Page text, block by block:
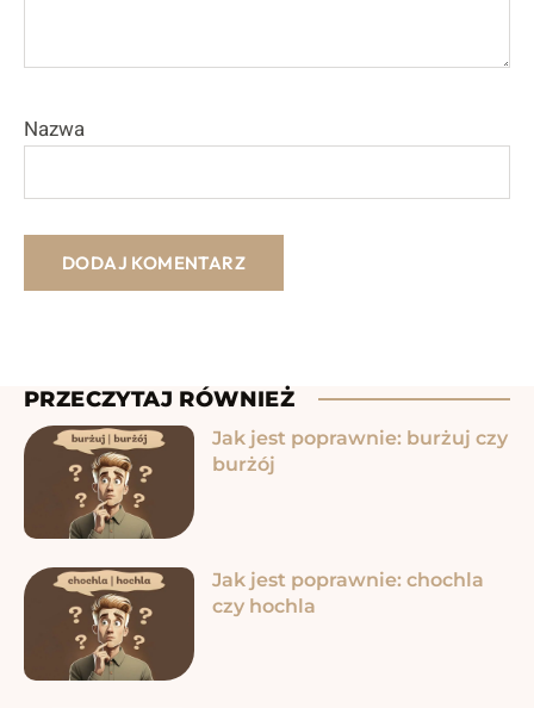
Nazwa
PRZECZYTAJ RÓWNIEŻ
Jak jest poprawnie: burżuj czy
burżój
Jak jest poprawnie: chochla
czy hochla